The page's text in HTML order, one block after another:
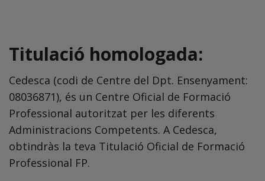
Titulació homologada:
Cedesca (codi de Centre del Dpt. Ensenyament:
08036871), és un Centre Oficial de Formació
Professional autoritzat per les diferents
Administracions Competents. A Cedesca,
obtindràs la teva Titulació Oficial de Formació
Professional FP.